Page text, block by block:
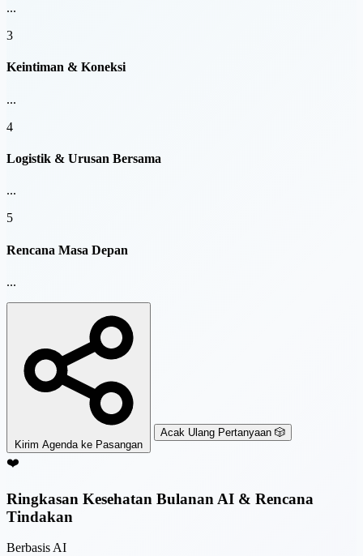
...
3
Keintiman & Koneksi
...
4
Logistik & Urusan Bersama
...
5
Rencana Masa Depan
...
Kirim Agenda ke Pasangan
Acak Ulang Pertanyaan 🎲
❤️
Ringkasan Kesehatan Bulanan AI & Rencana
Tindakan
Berbasis AI